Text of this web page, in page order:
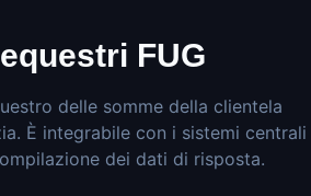
FUG
delle somme della clientela
È integrabile con i sistemi centrali
dei dati di risposta.